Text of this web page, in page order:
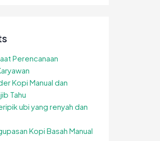
Perencanaan
Kopi Manual dan
Tahu
ubi yang renyah dan
Kopi Basah Manual